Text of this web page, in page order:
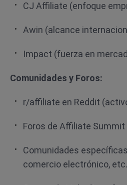
CJ Affiliate (enfoque
Awin (alcance
Impact (fuerza en
Comunidades y Foros:
r/affiliate en Reddit
Foros de Affiliate
Comunidades
comercio electrónico,